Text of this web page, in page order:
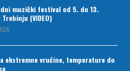
muzički festival od 5. do 13.
(VIDEO)
ekstremne vrućine, temperature do